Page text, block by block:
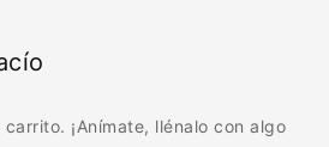
¡Anímate, llénalo con algo